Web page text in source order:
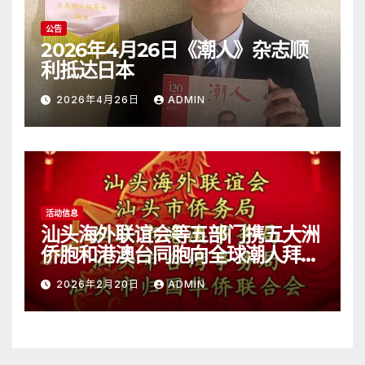
公告
2026年4月26日《潮人》杂志顺
利抵达日本
2026年4月26日 ADMIN
活动信息
汕头海外联谊会等五部门携五大洲
侨胞和港澳台同胞向全球潮人拜
年！
2026年2月20日 ADMIN